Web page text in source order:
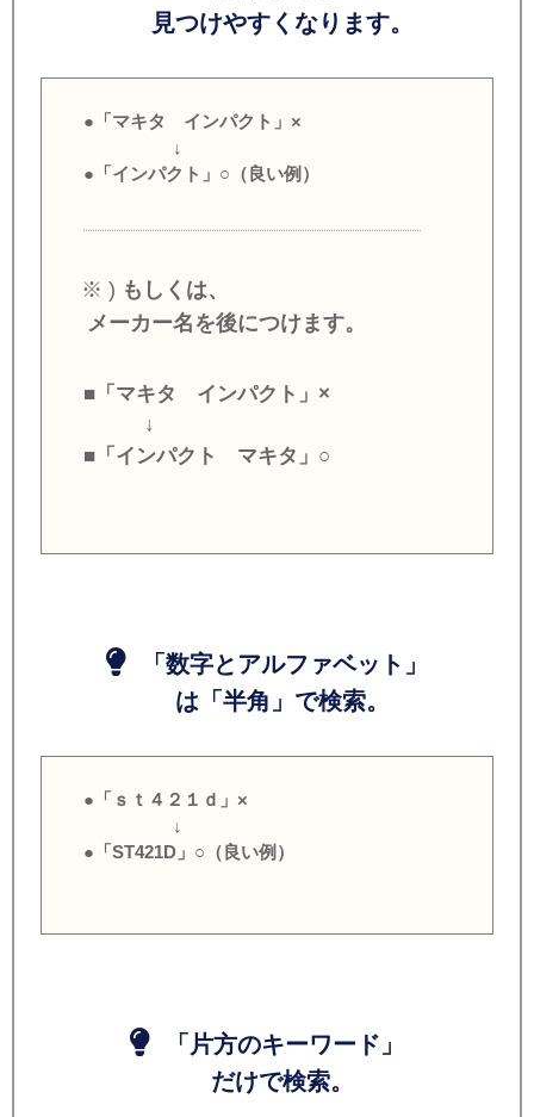
見つけやすくなります。
●「マキタ インパクト」×
↓
●「インパクト」○（良い例）
※ ) もしくは、
メーカー名を後につけます。
■「マキタ インパクト」×
↓
■「インパクト マキタ」○
「数字とアルファベット」
は「半角」で検索。
●「ｓｔ４２１ｄ」×
↓
●「ST421D」○（良い例）
「片方のキーワード」
だけで検索。